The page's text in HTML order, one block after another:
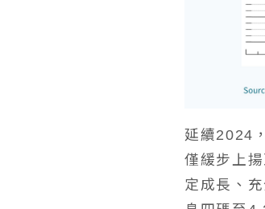
延續2024
僅緩步上
定成長、